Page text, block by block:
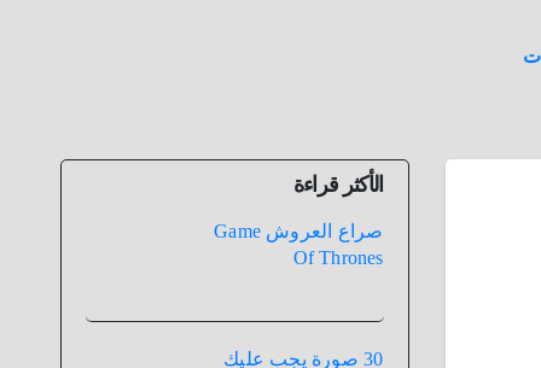
الأكثر قراءة
صراع العروش Game
Of Thrones
30 صورة يجب عليك